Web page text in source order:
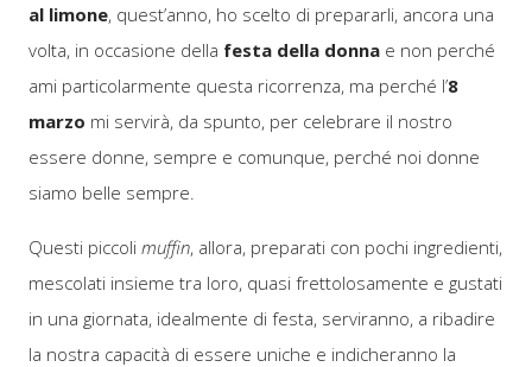
al limone, quest’anno, ho scelto di prepararli, ancora una
volta, in occasione della festa della donna e non perché
ami particolarmente questa ricorrenza, ma perché l’8
marzo mi servirà, da spunto, per celebrare il nostro
essere donne, sempre e comunque, perché noi donne
siamo belle sempre.
Questi piccolimuffin, allora, preparati con pochi ingredienti,
mescolati insieme tra loro, quasi frettolosamente e gustati
in una giornata, idealmente di festa, serviranno, a ribadire
la nostra capacità di essere uniche e indicheranno la